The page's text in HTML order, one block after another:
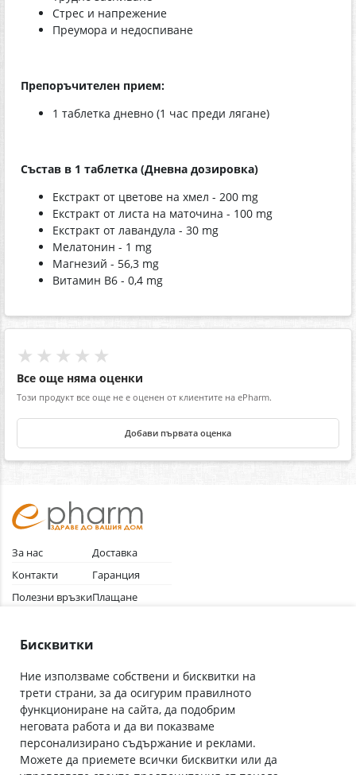
Стрес и напрежение
Преумора и недоспиване
Препоръчителен прием:
1 таблетка дневно (1 час преди лягане)
Състав в 1 таблетка (Дневна дозировка)
Екстракт от цветове на хмел - 200 mg
Екстракт от листа на маточина - 100 mg
Екстракт от лавандула - 30 mg
Мелатонин - 1 mg
Магнезий - 56,3 mg
Витамин B6 - 0,4 mg
★★★★★
Все още няма оценки
Този продукт все още не е оценен от клиентите на ePharm.
Добави първата оценка
За нас
Контакти
Полезни връзки
Общи условия
Доставка
Гаранция
Плащане
Абонирай се за нашия бюлетин
С абонамента се съгласявам сПолитиката за лични данни.
Бисквитки
Ние използваме собствени и бисквитки на
трети страни, за да осигурим правилното
функциониране на сайта, да подобрим
неговата работа и да ви показваме
персонализирано съдържание и реклами.
Можете да приемете всички бисквитки или да